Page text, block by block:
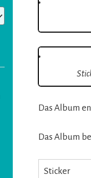
Das Album
Das Album
Sticker